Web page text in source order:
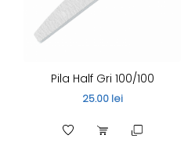
Pila Half Gri 100/100
25.00 lei